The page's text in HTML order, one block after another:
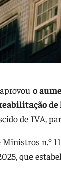
o
de IVA,
Ministros n.º
que